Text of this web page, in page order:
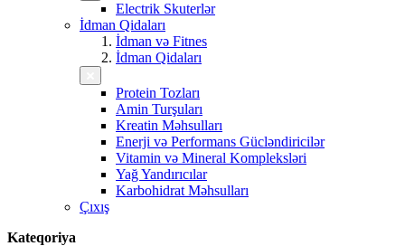
Electrik Skuterlər
İdman Qidaları
İdman və Fitnes
İdman Qidaları
Protein Tozları
Amin Turşuları
Kreatin Məhsulları
Enerji və Performans Gücləndiricilər
Vitamin və Mineral Kompleksləri
Yağ Yandırıcılar
Karbohidrat Məhsulları
Çıxış
Kateqoriya